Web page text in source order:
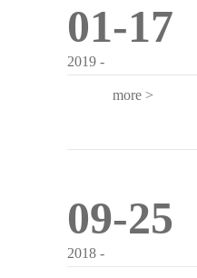
01-17
2019 -
more >
09-25
2018 -